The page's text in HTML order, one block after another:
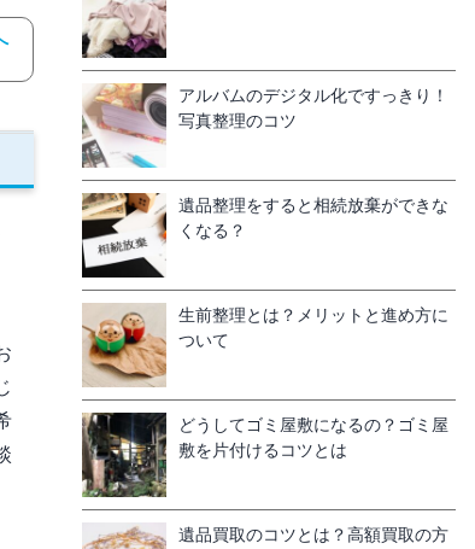
アルバムのデジタル化ですっきり！
写真整理のコツ
遺品整理をすると相続放棄ができな
くなる？
生前整理とは？メリットと進め方に
ついて
どうしてゴミ屋敷になるの？ゴミ屋
敷を片付けるコツとは
遺品買取のコツとは？高額買取の方